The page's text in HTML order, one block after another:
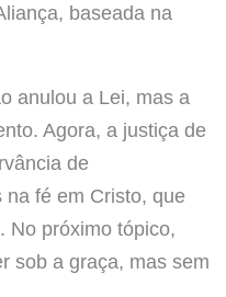
baseada na
anulou a Lei, mas a
Agora, a justiça de
de
na fé em Cristo, que
No próximo tópico,
sob a graça, mas sem